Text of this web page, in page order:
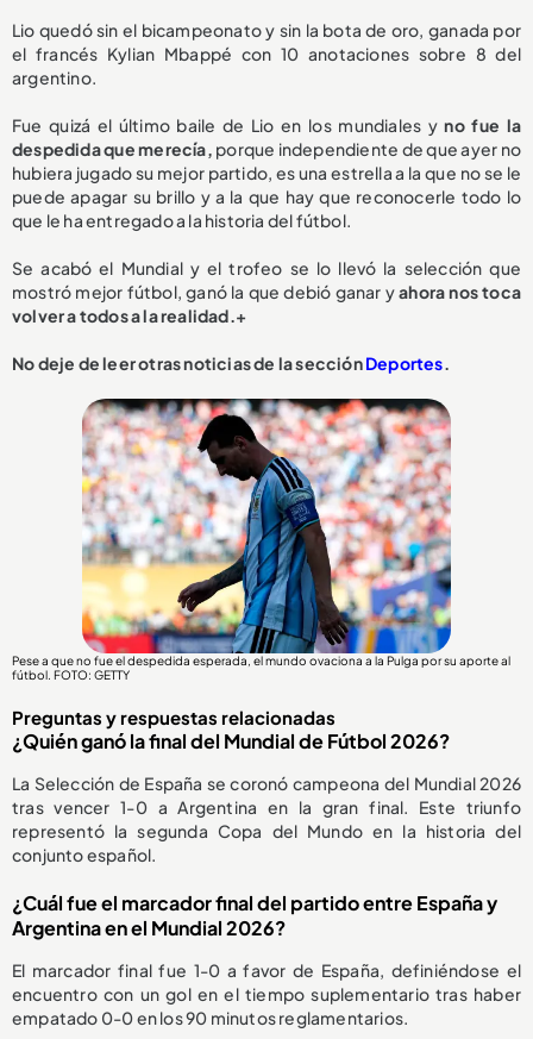
Lio quedó sin el bicampeonato y sin la bota de oro, ganada por
el francés Kylian Mbappé con 10 anotaciones sobre 8 del
argentino.
Fue quizá el último baile de Lio en los mundiales yno fue la
despedida que merecía, porque independiente de que ayer no
hubiera jugado su mejor partido, es una estrella a la que no se le
puede apagar su brillo y a la que hay que reconocerle todo lo
que le ha entregado a la historia del fútbol.
Se acabó el Mundial y el trofeo se lo llevó la selección que
mostró mejor fútbol, ganó la que debió ganar yahora nos toca
volver a todos a la realidad.+
No deje de leer otras noticias de la secciónDeportes.
Pese a que no fue el despedida esperada, el mundo ovaciona a la Pulga por su aporte al
fútbol. FOTO: GETTY
Preguntas y respuestas relacionadas
¿Quién ganó la final del Mundial de Fútbol 2026?
La Selección de España se coronó campeona del Mundial 2026
tras vencer 1-0 a Argentina en la gran final. Este triunfo
representó la segunda Copa del Mundo en la historia del
conjunto español.
¿Cuál fue el marcador final del partido entre España y
Argentina en el Mundial 2026?
El marcador final fue 1-0 a favor de España, definiéndose el
encuentro con un gol en el tiempo suplementario tras haber
empatado 0-0 en los 90 minutos reglamentarios.